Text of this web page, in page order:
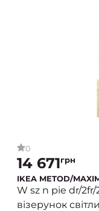
0
14 671грн
IKEA METOD/
W sz n pie dr/
візерунок